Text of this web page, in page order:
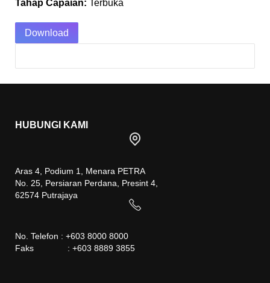
Tahap Capaian: Terbuka
Download
HUBUNGI KAMI
Aras 4, Podium 1, Menara PETRA
No. 25, Persiaran Perdana, Presint 4,
62574 Putrajaya
No. Telefon : +603 8000 8000
Faks : +603 8889 3855